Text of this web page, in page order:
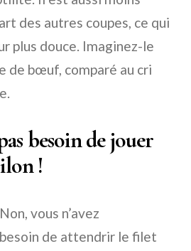
des autres coupes, ce qui
plus douce. Imaginez-le
de bœuf, comparé au cri
besoin de jouer
!
vous n’avez
de attendrir le filet